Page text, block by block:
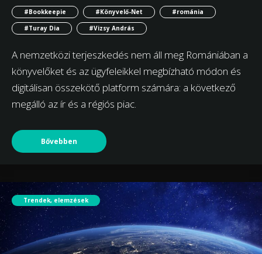
#Bookkeepie #Könyvelő-Net
#románia
#Turay Dia
#Vizsy András
A nemzetközi terjeszkedés nem áll meg Romániában a
könyvelőket és az ügyfeleikkel megbízható módon és
digitálisan összekötő platform számára: a következő
megálló az ír és a régiós piac.
Bővebben
Trendek, elemzések